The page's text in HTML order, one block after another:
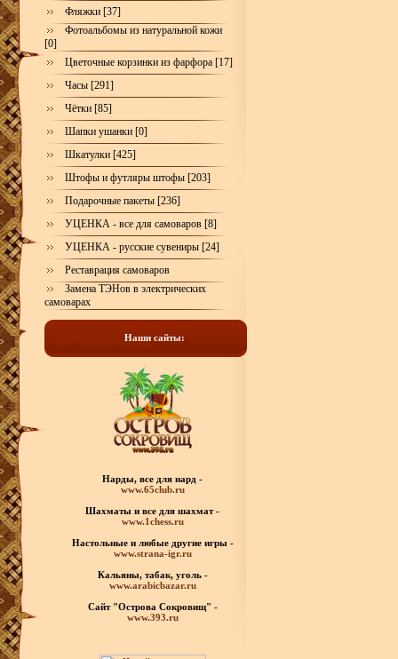
Фляжки [37]
Фотоальбомы из натуральной кожи
[0]
Цветочные корзинки из фарфора [17]
Часы [291]
Чётки [85]
Шапки ушанки [0]
Шкатулки [425]
Штофы и футляры штофы [203]
Подарочные пакеты [236]
УЦЕНКА - все для самоваров [8]
УЦЕНКА - русские сувениры [24]
Реставрация самоваров
Замена ТЭНов в электрических
самоварах
Наши сайты:
Нарды, все для нард -
www.65club.ru
Шахматы и все для шахмат -
www.1chess.ru
Настольные и любые другие игры -
www.strana-igr.ru
Кальяны, табак, уголь -
www.arabicbazar.ru
Сайт "Острова Сокровищ" -
www.393.ru